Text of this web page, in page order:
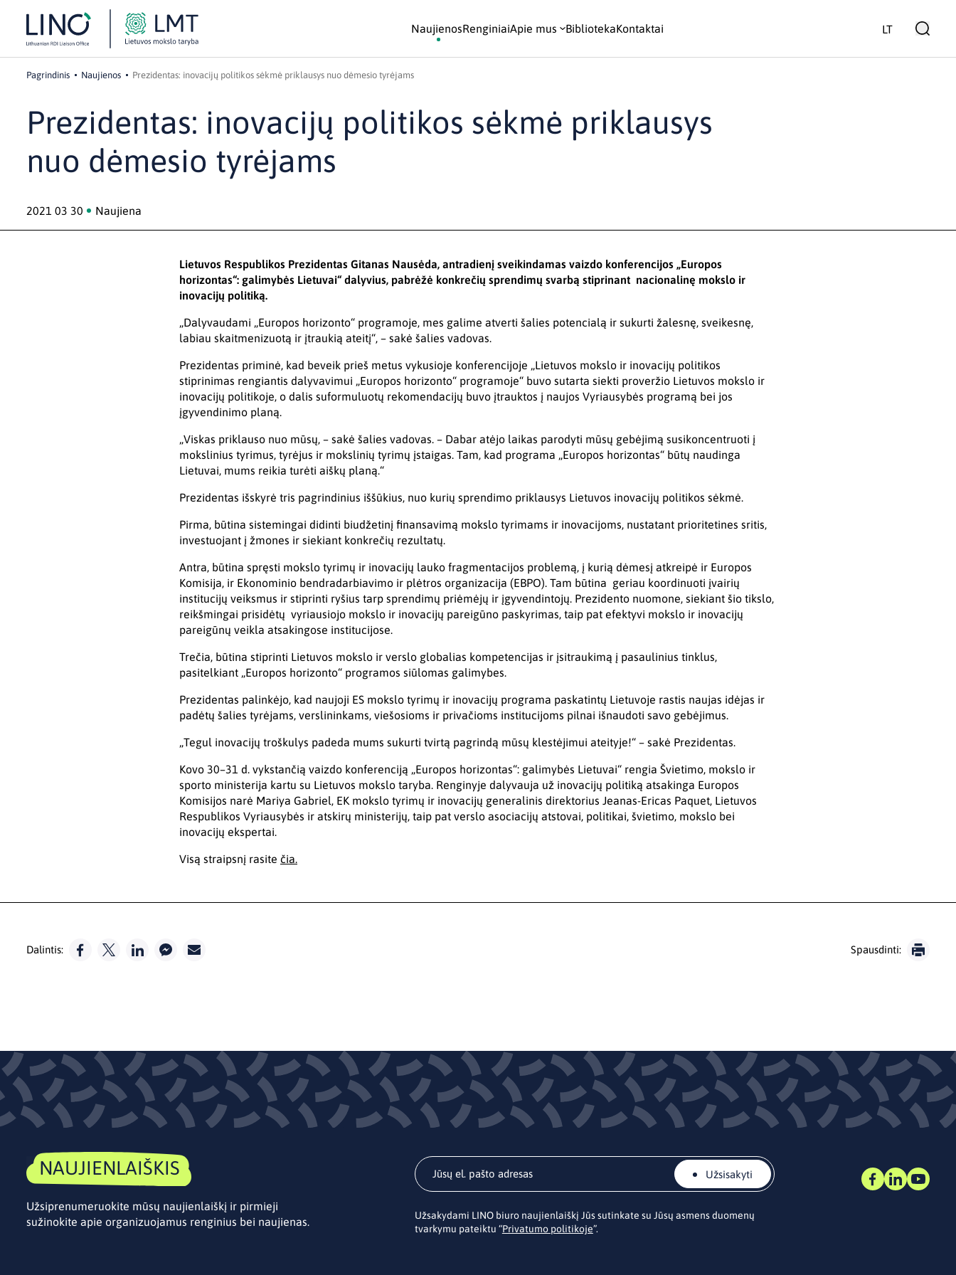
NaujienosRenginiaiApie mus BibliotekaKontaktai LT
Pagrindinis Naujienos Prezidentas: inovacijų politikos sėkmė priklausys nuo dėmesio tyrėjams
Prezidentas: inovacijų politikos sėkmė priklausys
nuo dėmesio tyrėjams
2021 03 30 Naujiena
Lietuvos Respublikos Prezidentas Gitanas Nausėda, antradienį sveikindamas vaizdo konferencijos „Europos
horizontas“: galimybės Lietuvai“ dalyvius, pabrėžė konkrečių sprendimų svarbą stiprinant nacionalinę mokslo ir
inovacijų politiką.
„Dalyvaudami „Europos horizonto“ programoje, mes galime atverti šalies potencialą ir sukurti žalesnę, sveikesnę,
labiau skaitmenizuotą ir įtraukią ateitį“, – sakė šalies vadovas.
Prezidentas priminė, kad beveik prieš metus vykusioje konferencijoje „Lietuvos mokslo ir inovacijų politikos
stiprinimas rengiantis dalyvavimui „Europos horizonto“ programoje“ buvo sutarta siekti proveržio Lietuvos mokslo ir
inovacijų politikoje, o dalis suformuluotų rekomendacijų buvo įtrauktos į naujos Vyriausybės programą bei jos
įgyvendinimo planą.
„Viskas priklauso nuo mūsų, – sakė šalies vadovas. – Dabar atėjo laikas parodyti mūsų gebėjimą susikoncentruoti į
mokslinius tyrimus, tyrėjus ir mokslinių tyrimų įstaigas. Tam, kad programa „Europos horizontas“ būtų naudinga
Lietuvai, mums reikia turėti aiškų planą.“
Prezidentas išskyrė tris pagrindinius iššūkius, nuo kurių sprendimo priklausys Lietuvos inovacijų politikos sėkmė.
Pirma, būtina sistemingai didinti biudžetinį finansavimą mokslo tyrimams ir inovacijoms, nustatant prioritetines sritis,
investuojant į žmones ir siekiant konkrečių rezultatų.
Antra, būtina spręsti mokslo tyrimų ir inovacijų lauko fragmentacijos problemą, į kurią dėmesį atkreipė ir Europos
Komisija, ir Ekonominio bendradarbiavimo ir plėtros organizacija (EBPO). Tam būtina geriau koordinuoti įvairių
institucijų veiksmus ir stiprinti ryšius tarp sprendimų priėmėjų ir įgyvendintojų. Prezidento nuomone, siekiant šio tikslo,
reikšmingai prisidėtų vyriausiojo mokslo ir inovacijų pareigūno paskyrimas, taip pat efektyvi mokslo ir inovacijų
pareigūnų veikla atsakingose institucijose.
Trečia, būtina stiprinti Lietuvos mokslo ir verslo globalias kompetencijas ir įsitraukimą į pasaulinius tinklus,
pasitelkiant „Europos horizonto“ programos siūlomas galimybes.
Prezidentas palinkėjo, kad naujoji ES mokslo tyrimų ir inovacijų programa paskatintų Lietuvoje rastis naujas idėjas ir
padėtų šalies tyrėjams, verslininkams, viešosioms ir privačioms institucijoms pilnai išnaudoti savo gebėjimus.
„Tegul inovacijų troškulys padeda mums sukurti tvirtą pagrindą mūsų klestėjimui ateityje!“ – sakė Prezidentas.
Kovo 30–31 d. vykstančią vaizdo konferenciją „Europos horizontas“: galimybės Lietuvai“ rengia Švietimo, mokslo ir
sporto ministerija kartu su Lietuvos mokslo taryba. Renginyje dalyvauja už inovacijų politiką atsakinga Europos
Komisijos narė Mariya Gabriel, EK mokslo tyrimų ir inovacijų generalinis direktorius Jeanas-Ericas Paquet, Lietuvos
Respublikos Vyriausybės ir atskirų ministerijų, taip pat verslo asociacijų atstovai, politikai, švietimo, mokslo bei
inovacijų ekspertai.
Visą straipsnį rasite čia.
Dalintis: Spausdinti:
NAUJIENLAIŠKIS
Užsiprenumeruokite mūsų naujienlaiškį ir pirmieji
sužinokite apie organizuojamus renginius bei naujienas.
Užsisakyti
Užsakydami LINO biuro naujienlaiškį Jūs sutinkate su Jūsų asmens duomenų
tvarkymu pateiktu “Privatumo politikoje”.